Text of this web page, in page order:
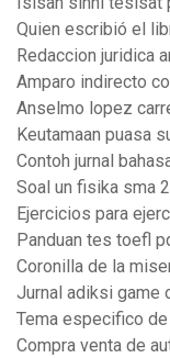
Quien escribió el
Redaccion juridica
Amparo indirecto
Anselmo lopez
Keutamaan puasa
Contoh jurnal
Soal un fisika sma
Ejercicios para
Panduan tes toefl
Coronilla de la
Jurnal adiksi game
Tema especifico
Compra venta de